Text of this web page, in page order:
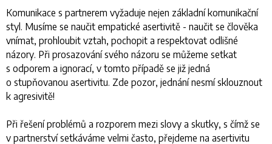
Komunikace s partnerem vyžaduje nejen základní komunikační
styl. Musíme se naučit empatické asertivitě - naučit se člověka
vnímat, prohloubit vztah, pochopit a respektovat odlišné
názory. Při prosazování svého názoru se můžeme setkat
s odporem a ignorací, v tomto případě se již jedná
o stupňovanou asertivitu. Zde pozor, jednání nesmí sklouznout
k agresivitě!
Při řešení problémů a rozporem mezi slovy a skutky, s čímž se
v partnerství setkáváme velmi často, přejdeme na asertivitu